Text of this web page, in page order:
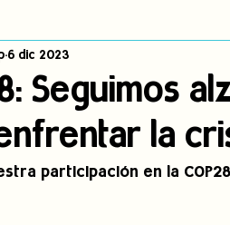
indígena
Observatorio de consulta previa
Seguimos
la
6 dic 2023
participación en la